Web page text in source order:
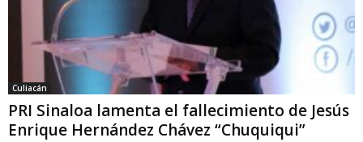
Culiacán
PRI Sinaloa lamenta el fallecimiento de Jesús
Enrique Hernández Chávez “Chuquiqui”